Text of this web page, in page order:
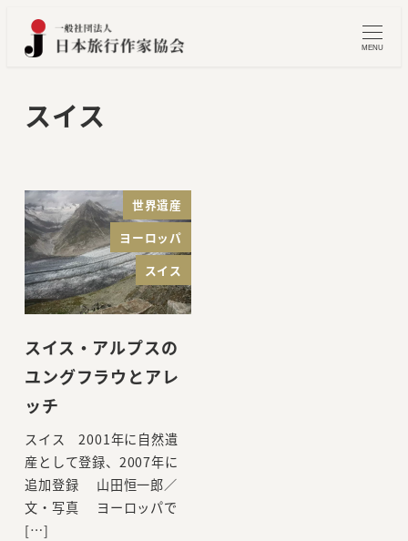
MENU
スイス
世界遺産
ヨーロッパ
スイス
スイス・アルプスの
ユングフラウとアレ
ッチ
スイス 2001年に自然遺
産として登録、2007年に
追加登録 山田恒一郎／
文・写真 ヨーロッパで
[…]